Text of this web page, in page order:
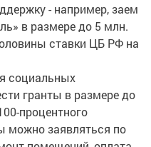
- например, заем
в размере до 5 млн.
ставки ЦБ РФ на
социальных
гранты в размере до
процентного
можно заявляться по